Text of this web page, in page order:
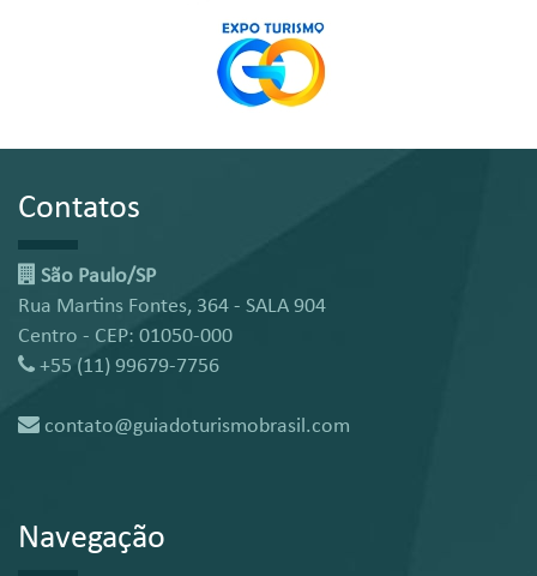
Contatos
São Paulo/SP
Rua Martins Fontes, 364 - SALA 904
Centro - CEP: 01050-000
+55 (11) 99679-7756
contato@guiadoturismobrasil.com
Navegação